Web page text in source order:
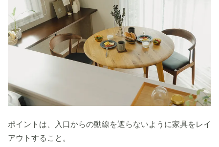
ポイントは、入口からの動線を遮らないように家具をレイ
アウトすること。